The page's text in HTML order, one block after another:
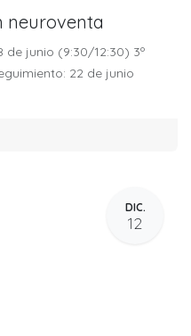
neuroventa
de junio (9:30/12:30) 3º
22 de junio
DIC.
12